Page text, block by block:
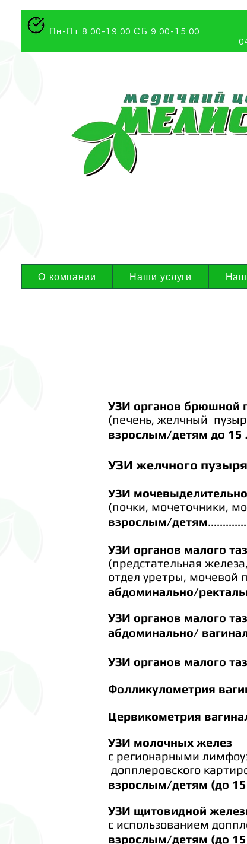
Пн-Пт 8:00-19:00 СБ 9:00-15:00
О компании Наши услуги
УЗИ органов брюшной
(печень, желчный
взрослым/детям до 15
УЗИ желчного
УЗИ
(почки, мочеточники,
взрослым/детям
УЗИ органов малого
(предстательная
отдел уретры, мочевой
абдоминально/
УЗИ органов малого
абдоминально/
УЗИ органов малого
Фолликулометрия
Цервикометрия
УЗИ молочных желез
с регионарными
допплеровского
взрослым/детям (до 15
УЗИ щитовидной
с использованием
взрослым/детям (до